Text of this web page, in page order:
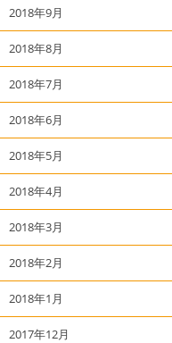
2018年9月
2018年8月
2018年7月
2018年6月
2018年5月
2018年4月
2018年3月
2018年2月
2018年1月
2017年12月